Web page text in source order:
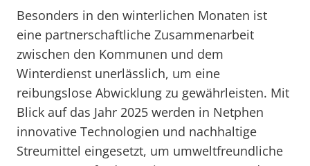
Besonders in den winterlichen Monaten ist
eine partnerschaftliche Zusammenarbeit
zwischen den Kommunen und dem
Winterdienst unerlässlich, um eine
reibungslose Abwicklung zu gewährleisten. Mit
Blick auf das Jahr 2025 werden in Netphen
innovative Technologien und nachhaltige
Streumittel eingesetzt, um umweltfreundliche